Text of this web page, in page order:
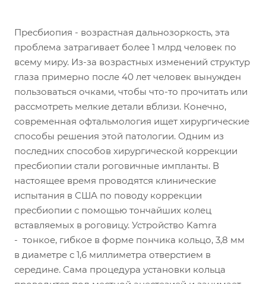
Пресбиопия - возрастная дальнозоркость, эта
проблема затрагивает более 1 млрд человек по
всему миру. Из-за возрастных изменений структур
глаза примерно после 40 лет человек вынужден
пользоваться очками, чтобы что-то прочитать или
рассмотреть мелкие детали вблизи. Конечно,
современная офтальмология ищет хирургические
способы решения этой патологии. Одним из
последних способов хирургической коррекции
пресбиопии стали роговичные импланты. В
настоящее время проводятся клинические
испытания в США по поводу коррекции
пресбиопии с помощью тончайших колец
вставляемых в роговицу. Устройство Kamra
- тонкое, гибкое в форме пончика кольцо, 3,8 мм
в диаметре с 1,6 миллиметра отверстием в
середине. Сама процедура установки кольца